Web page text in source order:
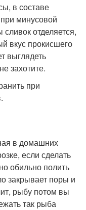
в составе
минусовой
отделяется,
вкус прокисшего
выглядеть
захотите.
при
в домашних
если сделать
обильно полить
закрывает поры и
рыбу потом вы
так рыба